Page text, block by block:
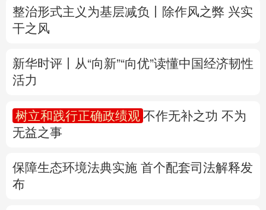
四川 贵州 云南 西藏
陕西
新疆 内蒙古 黑龙江
多语种频道
整治形式主义为基层减负丨除作风之弊 兴实
干之风
新华时评丨从“向新”“向优”读懂中国经济韧性
活力
树立和践行正确政绩观 不作无补之功 不为
无益之事
保障生态环境法典实施 首个配套司法解释发
布